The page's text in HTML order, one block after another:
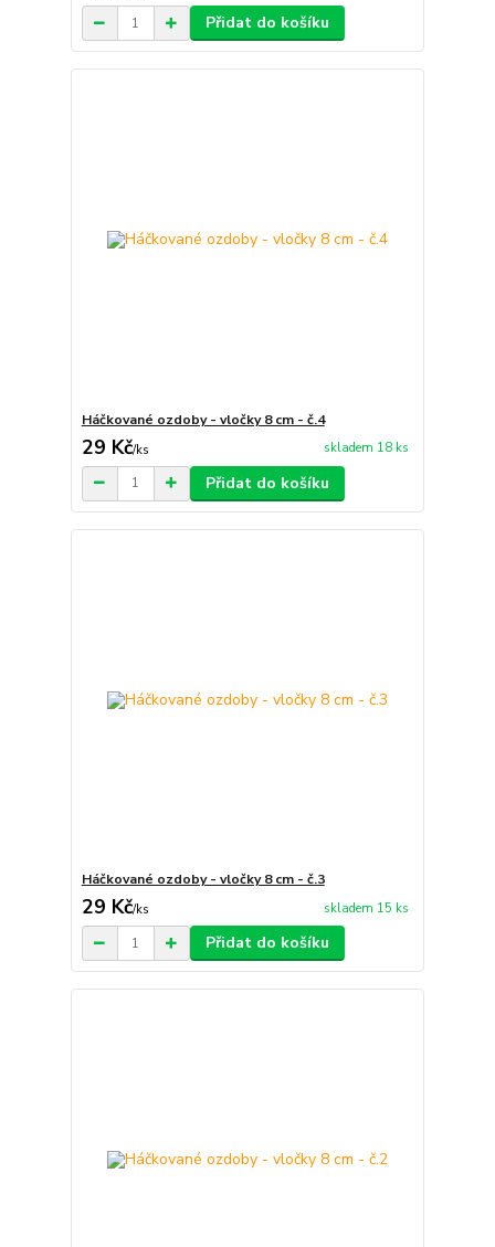
Přidat do košíku
Háčkované ozdoby - vločky 8 cm - č.4
29 Kč/ks skladem 18 ks
Přidat do košíku
Háčkované ozdoby - vločky 8 cm - č.3
29 Kč/ks skladem 15 ks
Přidat do košíku